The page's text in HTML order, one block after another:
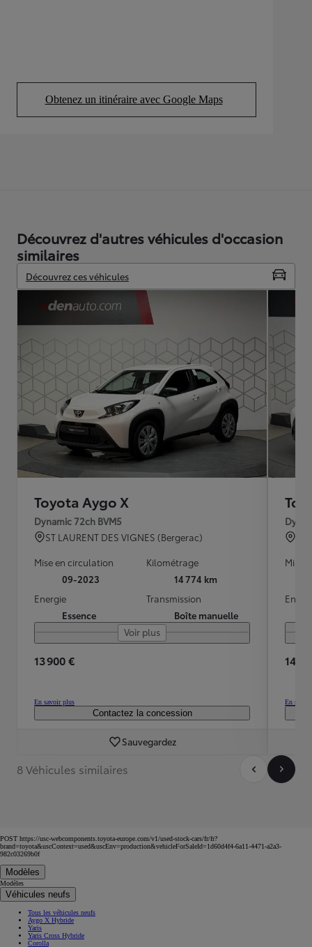
Obtenez un itinéraire avec Google Maps
(Opens in new tab)
Découvrez d'autres véhicules d'occasion
similaires
Découvrez ces véhicules
Toyota Aygo X
Dynamic 72ch BVM5
ST LAURENT DES VIGNES (Bergerac)
Mise en circulation
09-2023
Kilométrage
14 774 km
Energie
Essence
Transmission
Boîte manuelle
Voir plus
13 900 €
En savoir plus
Contactez la concession
Sauvegardez
Mise
14
En
8 Véhicules similaires
POST https://usc-webcomponents.toyota-europe.com/v1/used-stock-cars/fr/fr?
brand=toyota&uscContext=used&uscEnv=production&vehicleForSaleId=1d60d4f4-6a11-4471-a2a3-
982c03269b0f
Modèles
Modèles
Véhicules neufs
Tous les véhicules neufs
Aygo X Hybride
Yaris
Yaris Cross Hybride
Corolla